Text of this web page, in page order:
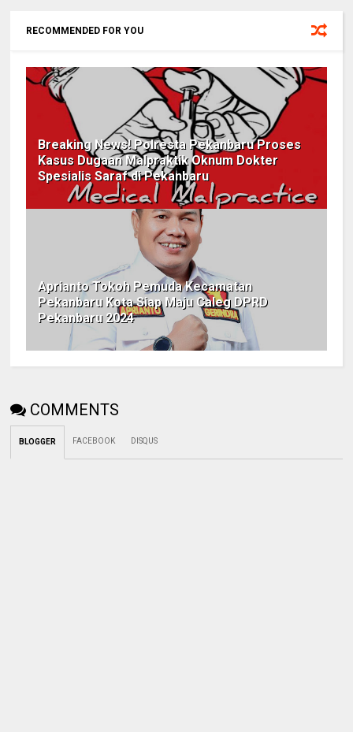
RECOMMENDED FOR YOU
Breaking News! Polresta Pekanbaru Proses
Kasus Dugaan Malpraktik Oknum Dokter
Spesialis Saraf di Pekanbaru
Aprianto Tokoh Pemuda Kecamatan
Pekanbaru Kota Siap Maju Caleg DPRD
Pekanbaru 2024
COMMENTS
BLOGGER FACEBOOK DISQUS